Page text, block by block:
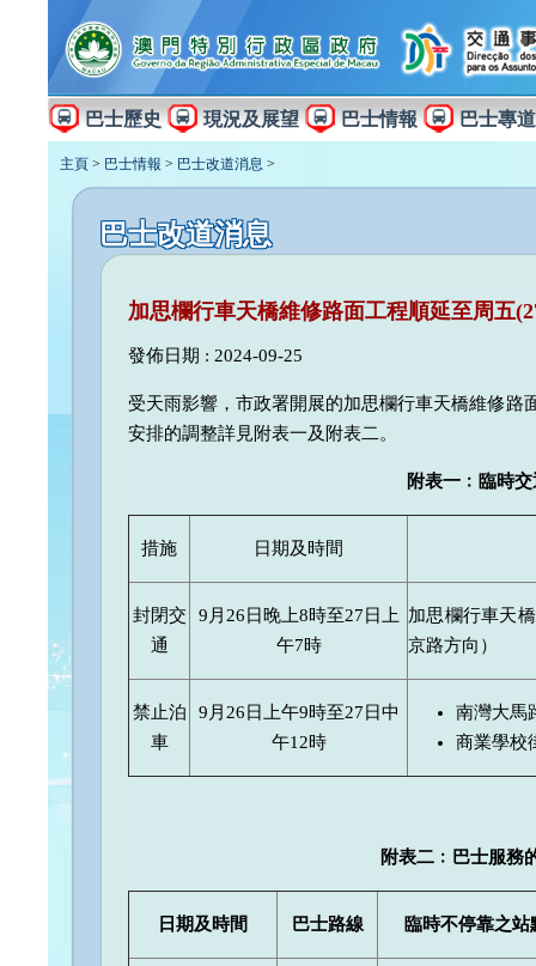
巴士歷史 現況及展望 巴士情報 巴士專道
主頁 > 巴士情報 > 巴士改道消息 >
巴士改道消息
加思欄行車天橋維修路面工程順延至周五
發佈日期 : 2024-09-25
受天雨影響，市政署開展的加思欄行車天橋維修路
安排的調整詳見附表一及附表二。
附表一﹕臨時
措施 日期及時間
封閉交
通
9月26日晚上8時至27日上
午7時
加思欄行車天
京路方向）
禁止泊
車
9月26日上午9時至27日中
午12時
南灣大馬
商業學校
附表二﹕巴士服務
日期及 時間 巴士路線 臨時不停靠之站